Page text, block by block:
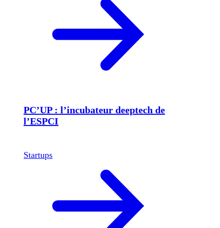
PC’UP : l’incubateur deeptech de
l’ESPCI
Startups